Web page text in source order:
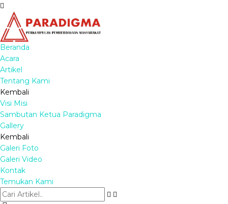
Beranda
Acara
Artikel
Tentang Kami
Kembali
Visi Misi
Sambutan Ketua Paradigma
Gallery
Kembali
Galeri Foto
Galeri Video
Kontak
Temukan Kami